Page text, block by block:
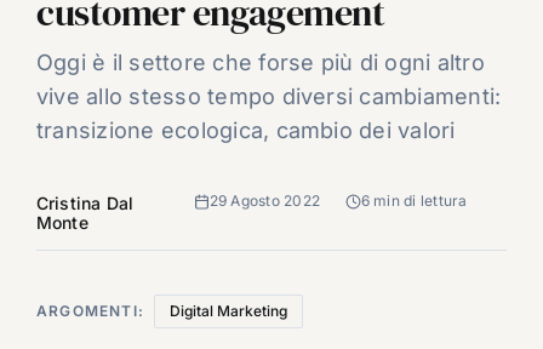
VIDEO
EVENTI
CHI SIAMO
customer engagement
Oggi è il settore che forse più di ogni altro
vive allo stesso tempo diversi cambiamenti:
transizione ecologica, cambio dei valori
Cristina Dal
Monte
29 Agosto 2022 6 min di lettura
ARGOMENTI: Digital Marketing